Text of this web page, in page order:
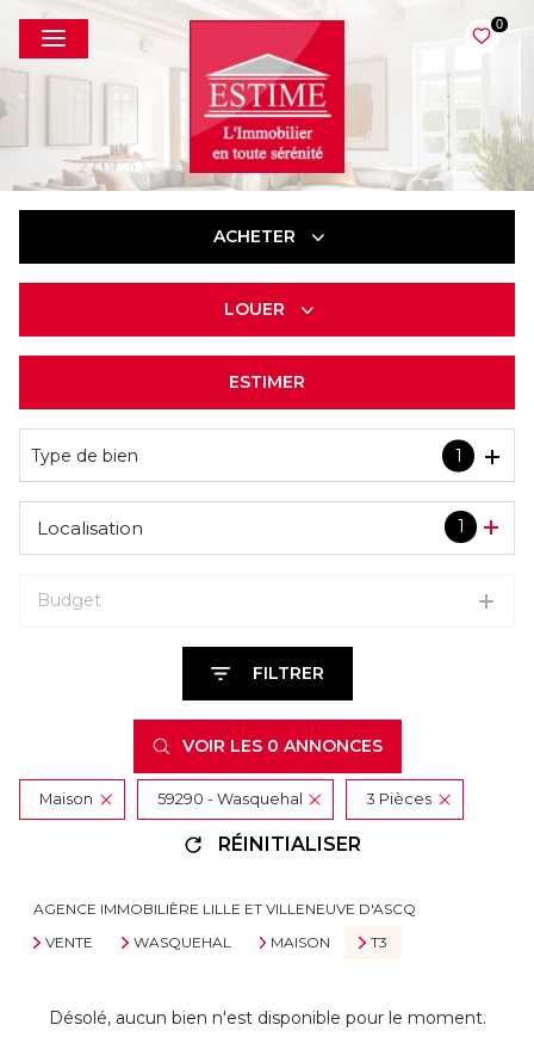
0
ACHETER
LOUER
ESTIMER
Type de bien 1
1
Localisation
Budget
FILTRER
VOIR LES 0 ANNONCES
Maison 59290 - Wasquehal 3 Pièces
RÉINITIALISER
AGENCE IMMOBILIÈRE LILLE ET VILLENEUVE D'ASCQ
VENTE
WASQUEHAL MAISON T3
Désolé, aucun bien n'est disponible pour le moment.